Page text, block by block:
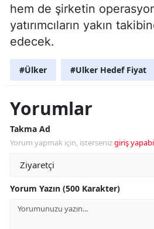
hem de şirketin
yatırımcıların yakın
edecek.
#Ülker #Ulker Hedef Fiyat
Yorumlar
Takma Ad
Yorum yapmak için, istersenizgiriş
Yorum Yazın (500 Karakter)